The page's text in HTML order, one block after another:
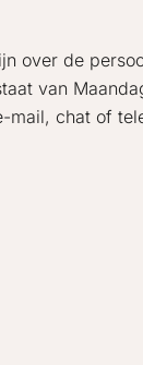
over de
van
mail, chat of